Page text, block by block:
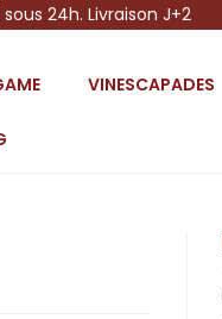
24h. Livraison J+2
VINESCAPADES